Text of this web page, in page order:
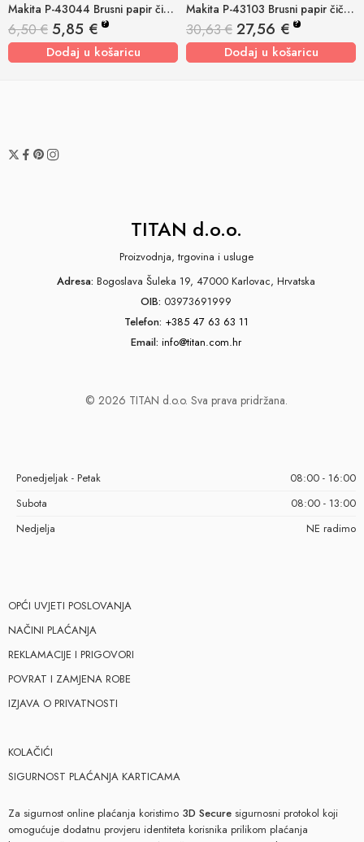
Makita P-43044 Brusni papir čičak 115x229mm K80 (pk/10kom)
6,50€ 5,85 € ?
Dodaj u košaricu
Makita P-43103 Brusni papir čičak 115x229mm K40 (pk/50kom)
30,63€ 27,56 € ?
Dodaj u košaricu
TITAN d.o.o.
Proizvodnja, trgovina i usluge
Adresa: Bogoslava Šuleka 19, 47000 Karlovac, Hrvatska
OIB: 03973691999
Telefon: +385 47 63 63 11
Email: info@titan.com.hr
© 2026 TITAN d.o.o. Sva prava pridržana.
Ponedjeljak - Petak
08:00 - 16:00
Subota
08:00 - 13:00
Nedjelja
NE radimo
OPĆI UVJETI POSLOVANJA
NAČINI PLAĆANJA
REKLAMACIJE I PRIGOVORI
POVRAT I ZAMJENA ROBE
IZJAVA O PRIVATNOSTI
KOLAČIĆI
SIGURNOST PLAĆANJA KARTICAMA
Za sigurnost online plaćanja koristimo 3D Secure sigurnosni protokol koji
omogućuje dodatnu provjeru identiteta korisnika prilikom plaćanja